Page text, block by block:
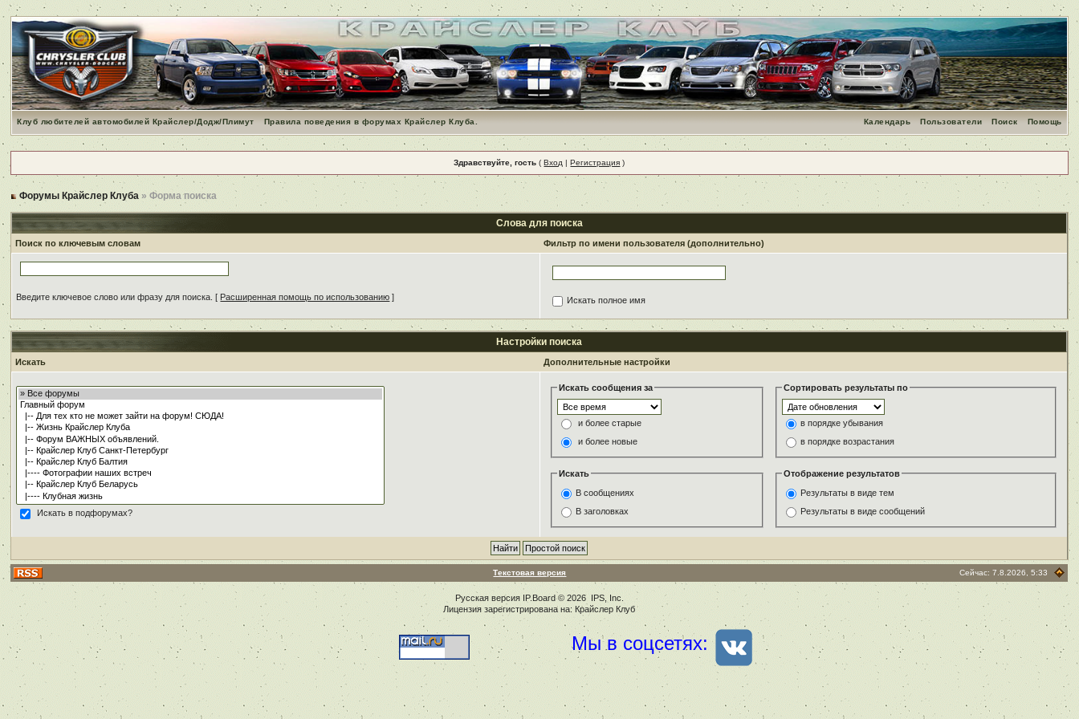
Клуб любителей автомобилей Крайслер/Додж/Плимут Правила поведения в форумах Крайслер Клуба. Помощь
Поиск
Пользователи
Календарь
Здравствуйте, гость (Вход |Регистрация )
Форумы Крайслер Клуба » Форма поиска
Слова для поиска
Поиск по ключевым словам Фильтр по имени пользователя (дополнительно)
Введите ключевое слово или фразу для поиска. [ Расширенная помощь по использованию ] Искать полное имя
Настройки поиска
Искать Дополнительные настройки
Искать в подфорумах?
Искать сообщения за
и более старые
и более новые
Сортировать результаты по
в порядке убывания
в порядке возрастания
Искать
В сообщениях
В заголовках
Отображение результатов
Результаты в виде тем
Результаты в виде сообщений
Текстовая версия Сейчас: 7.8.2026, 5:33
Русская версия IP.Board© 2026 IPS, Inc
Лицензия зарегистрирована на: Крайслер Клуб
Мы в соцсетях: